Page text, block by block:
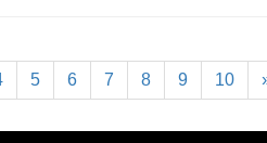
5 6 7 8 9 10